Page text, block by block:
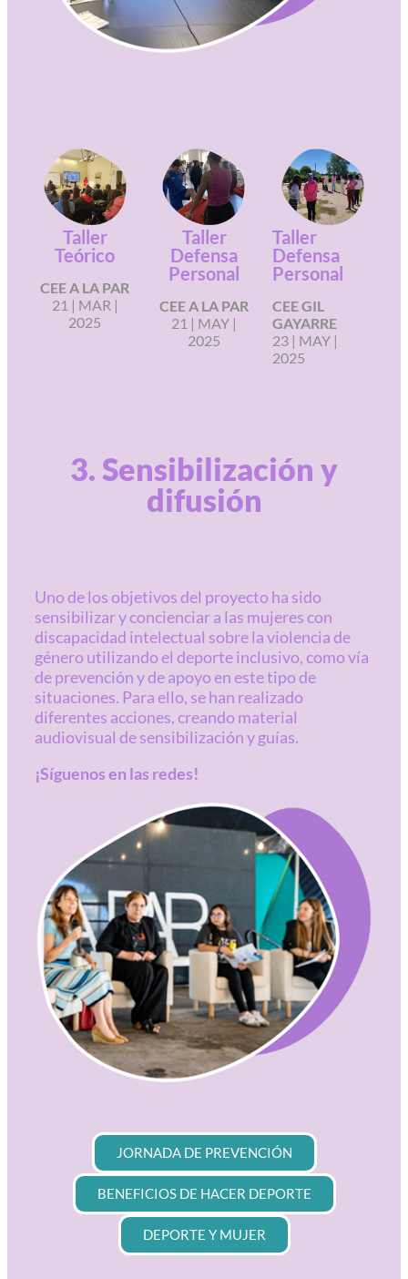
Taller
Teórico
CEE A LA PAR
21 | MAR |
2025
Taller
Defensa
Personal
CEE A LA PAR
21 | MAY |
2025
Taller
Defensa
Personal
CEE GIL
GAYARRE
23 | MAY |
2025
3. Sensibilización y
difusión
Uno de los objetivos del proyecto ha sido
sensibilizar y concienciar a las mujeres con
discapacidad intelectual sobre la violencia de
género utilizando el deporte inclusivo, como vía
de prevención y de apoyo en este tipo de
situaciones. Para ello, se han realizado
diferentes acciones, creando material
audiovisual de sensibilización y guías.
¡Síguenos en las redes!
JORNADA DE PREVENCIÓN
BENEFICIOS DE HACER DEPORTE
DEPORTE Y MUJER